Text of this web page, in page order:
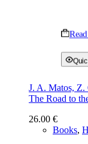
J. A. Matos, Z.
The Road to
26.00 €
Books,